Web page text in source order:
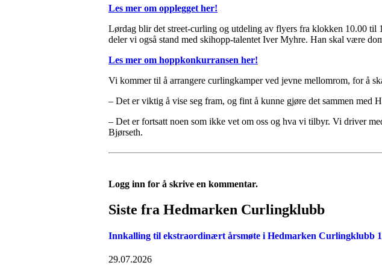
Les mer om opplegget her!
Lørdag blir det street-curling og utdeling av flyers fra klokken 10.00 til
deler vi også stand med skihopp-talentet Iver Myhre. Han skal være
Les mer om hoppkonkurransen her!
Vi kommer til å arrangere curlingkamper ved jevne mellomrom, for å
– Det er viktig å vise seg fram, og fint å kunne gjøre det sammen
– Det er fortsatt noen som ikke vet om oss og hva vi tilbyr. Vi driver
Bjørseth.
Logg inn for å skrive en kommentar.
Siste fra Hedmarken Curlingklubb
Innkalling til ekstraordinært årsmøte i Hedmarken Curlingklubb
29.07.2026